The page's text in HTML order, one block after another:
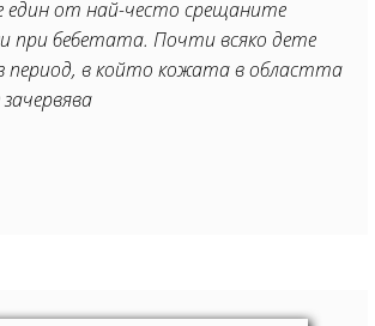
един от най-често срещаните
при бебетата. Почти всяко дете
период, в който кожата в областта